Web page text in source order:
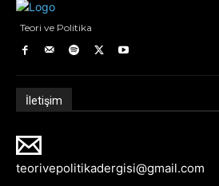
Teori ve Politika
İletişim
teorivepolitikadergisi@gmail.com